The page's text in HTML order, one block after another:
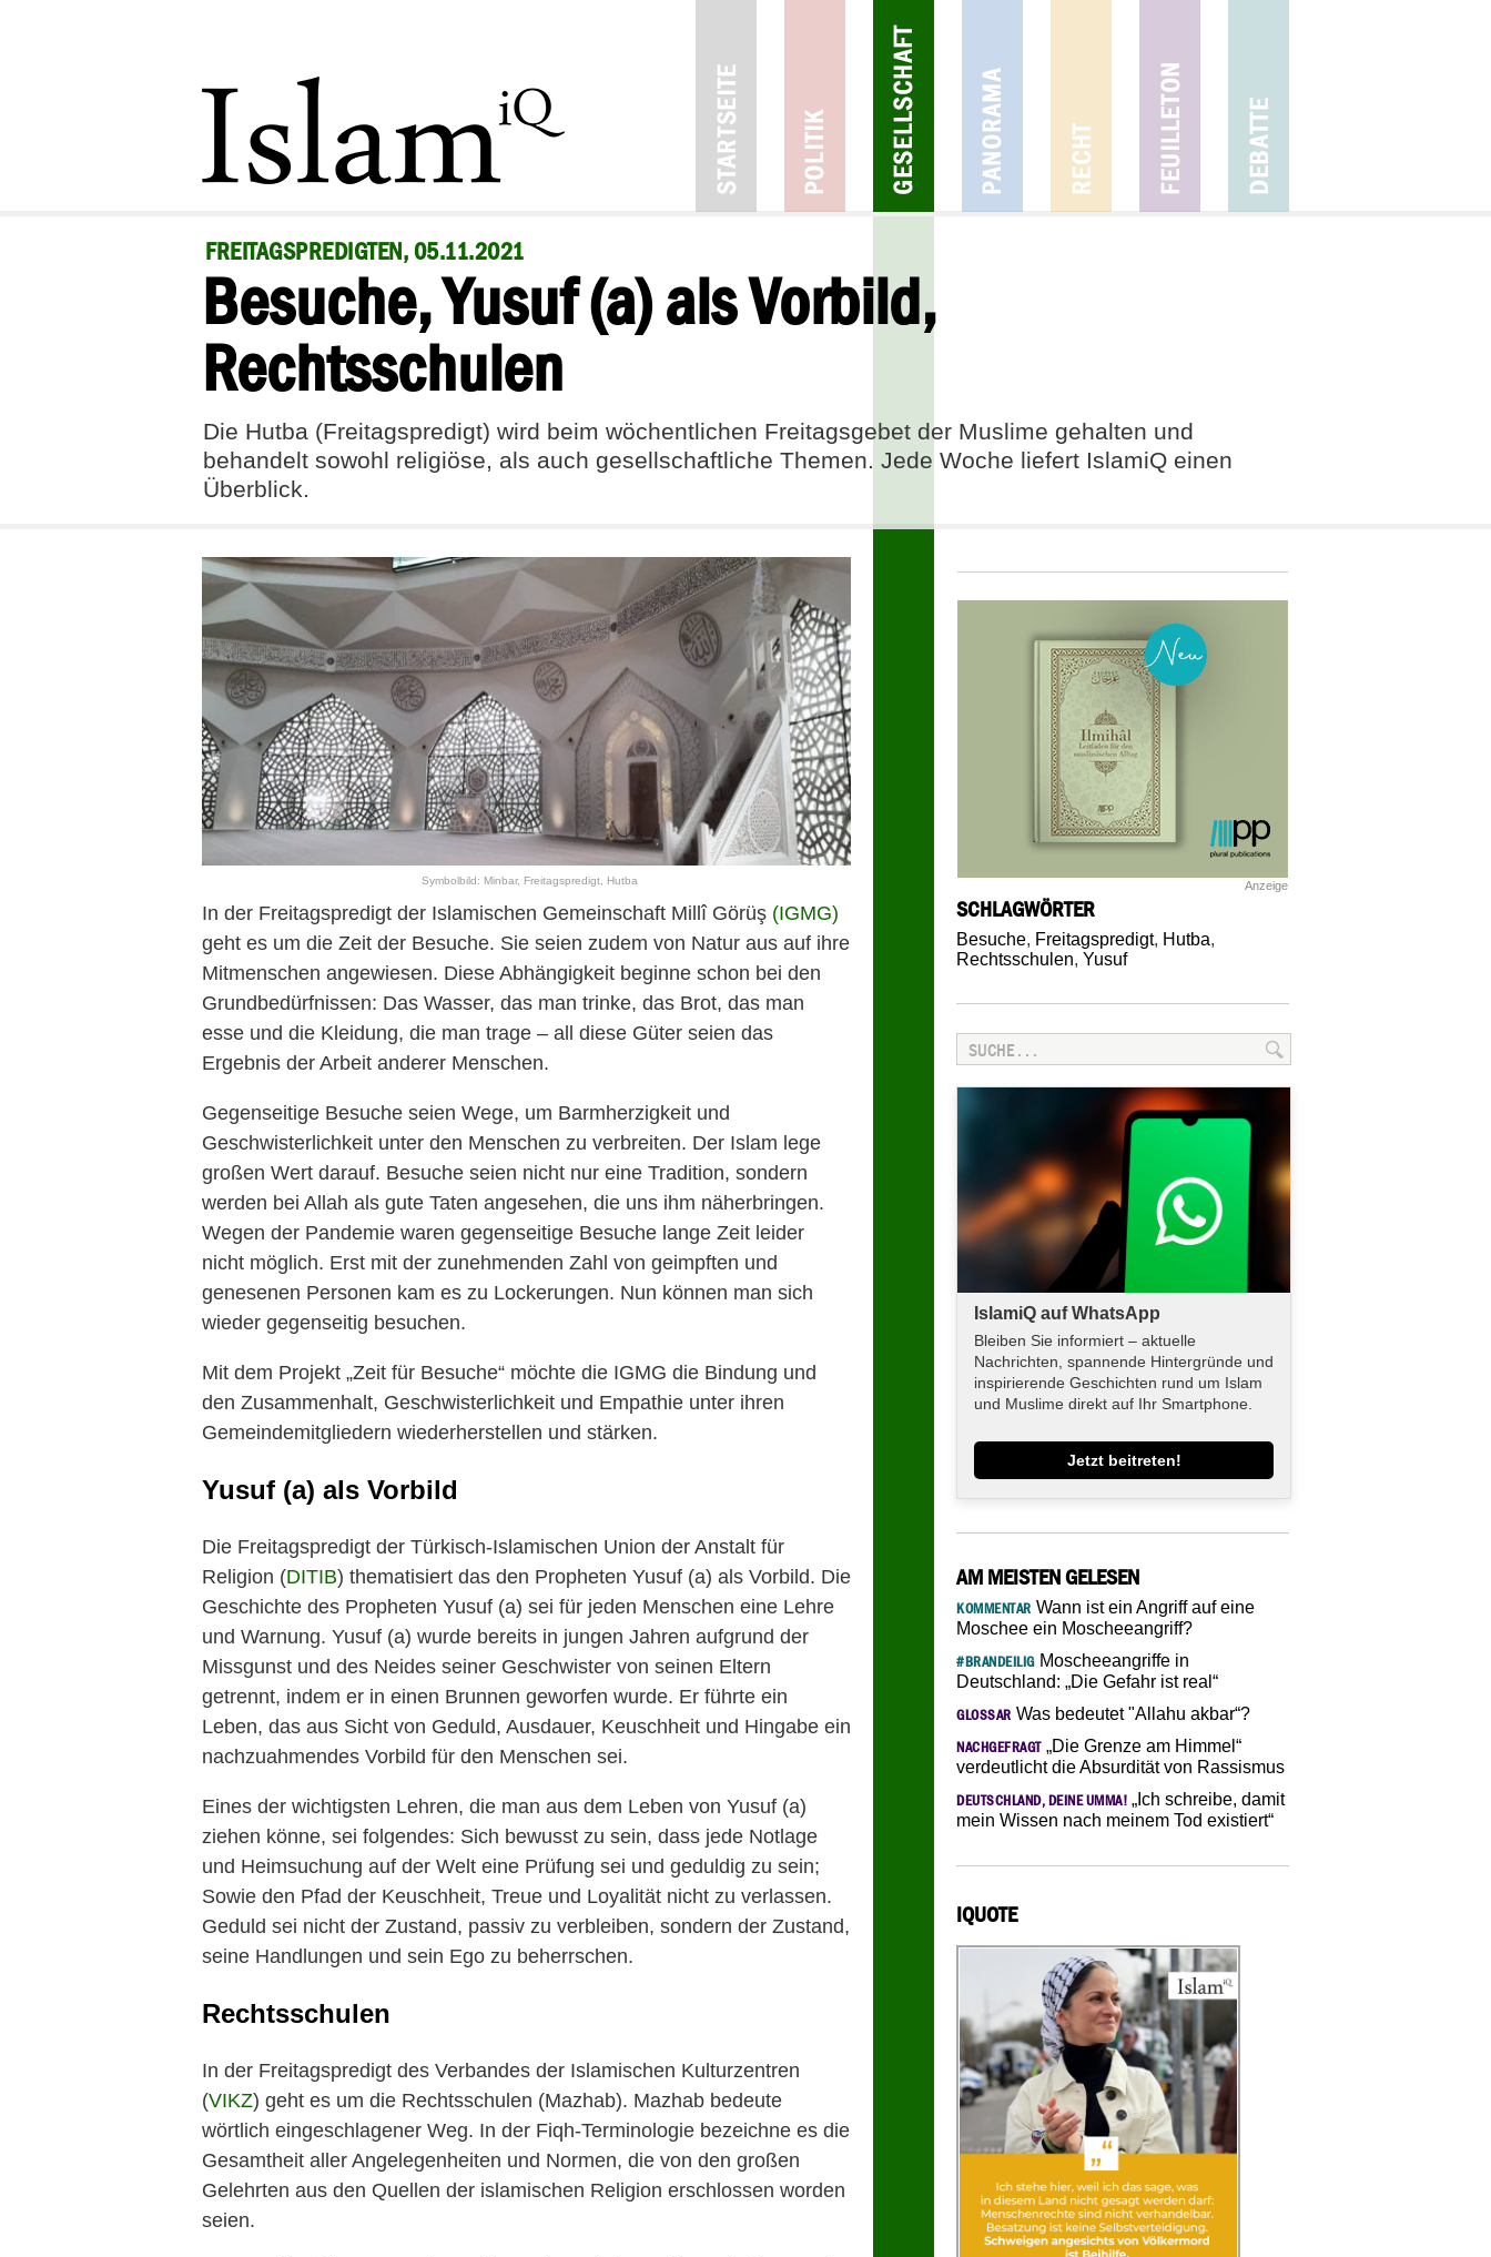
FREITAGSPREDIGTEN, 05.11.2021
Besuche, Yusuf (a) als Vorbild,
Rechtsschulen
Die Hutba (Freitagspredigt) wird beim wöchentlichen Freitagsgebet der Muslime gehalten und
behandelt sowohl religiöse, als auch gesellschaftliche Themen. Jede Woche liefert IslamiQ einen
Überblick.
Symbolbild: Minbar, Freitagspredigt, Hutba
In der Freitagspredigt der Islamischen Gemeinschaft Millî Görüş (IGMG)
geht es um die Zeit der Besuche. Sie seien zudem von Natur aus auf ihre
Mitmenschen angewiesen. Diese Abhängigkeit beginne schon bei den
Grundbedürfnissen: Das Wasser, das man trinke, das Brot, das man
esse und die Kleidung, die man trage – all diese Güter seien das
Ergebnis der Arbeit anderer Menschen.
Gegenseitige Besuche seien Wege, um Barmherzigkeit und
Geschwisterlichkeit unter den Menschen zu verbreiten. Der Islam lege
großen Wert darauf. Besuche seien nicht nur eine Tradition, sondern
werden bei Allah als gute Taten angesehen, die uns ihm näherbringen.
Wegen der Pandemie waren gegenseitige Besuche lange Zeit leider
nicht möglich. Erst mit der zunehmenden Zahl von geimpften und
genesenen Personen kam es zu Lockerungen. Nun können man sich
wieder gegenseitig besuchen.
Mit dem Projekt „Zeit für Besuche“ möchte die IGMG die Bindung und
den Zusammenhalt, Geschwisterlichkeit und Empathie unter ihren
Gemeindemitgliedern wiederherstellen und stärken.
Yusuf (a) als Vorbild
Die Freitagspredigt der Türkisch-Islamischen Union der Anstalt für
Religion (DITIB) thematisiert das den Propheten Yusuf (a) als Vorbild. Die
Geschichte des Propheten Yusuf (a) sei für jeden Menschen eine Lehre
und Warnung. Yusuf (a) ‎wurde bereits in jungen Jahren aufgrund der
‎Missgunst und des Neides seiner Geschwister von ‎seinen Eltern
getrennt, indem er in einen Brunnen ‎geworfen wurde. Er führte ein
Leben, das aus Sicht ‎von Geduld, Ausdauer, Keuschheit und Hingabe ein
‎nachzuahmendes Vorbild für den Menschen sei.‎
Eines der wichtigsten Lehren, die man aus dem ‎Leben von Yusuf (a)
ziehen könne, sei folgendes: Sich ‎bewusst zu sein, dass jede Notlage
und ‎Heimsuchung auf der Welt eine Prüfung sei und geduldig zu ‎sein;
Sowie den Pfad der Keuschheit, Treue und ‎Loyalität nicht zu verlassen.
Geduld sei nicht der Zustand, passiv zu ‎verbleiben, sondern der Zustand,
seine ‎Handlungen und sein Ego zu beherrschen.
Rechtsschulen
In der Freitagspredigt des Verbandes der Islamischen Kulturzentren
(VIKZ) geht es um die Rechtsschulen (Mazhab). Mazhab bedeute
wörtlich eingeschlagener Weg. In der Fiqh-Terminologie bezeichne es die
Gesamtheit aller Angelegenheiten und Normen, die von den großen
Gelehrten aus den Quellen der islamischen Religion erschlossen worden
seien.
Anzeige
SCHLAGWÖRTER
Besuche, Freitagspredigt, Hutba,
Rechtsschulen, Yusuf
IslamiQ auf WhatsApp
Bleiben Sie informiert – aktuelle
Nachrichten, spannende Hintergründe und
inspirierende Geschichten rund um Islam
und Muslime direkt auf Ihr Smartphone.
Jetzt beitreten!
AM MEISTEN GELESEN
KOMMENTAR Wann ist ein Angriff auf eine
Moschee ein Moscheeangriff?
#BRANDEILIGMoscheeangriffe in
Deutschland: „Die Gefahr ist real“
GLOSSAR Was bedeutet "Allahu akbar“?
NACHGEFRAGT„Die Grenze am Himmel“
verdeutlicht die Absurdität von Rassismus
DEUTSCHLAND, DEINE UMMA! „Ich schreibe, damit
mein Wissen nach meinem Tod existiert“
IQUOTE